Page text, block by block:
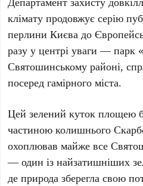
клімату продовжує серію
перлини Києва до
разу у центрі уваги — парк
Святошинському районі,
посеред гамірного міста.
Цей зелений куток площею
частиною колишнього
охоплював майже все
— один із найзатишніших
де природа зберегла свою